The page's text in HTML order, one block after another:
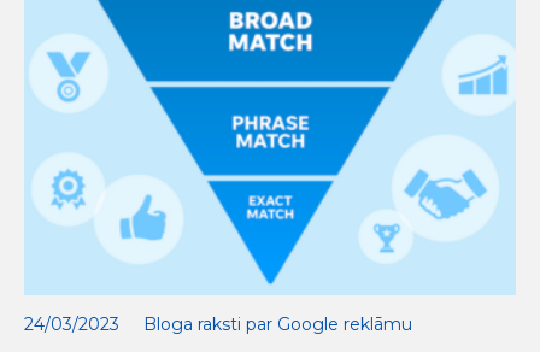
24/03/2023 Bloga raksti par Google reklāmu